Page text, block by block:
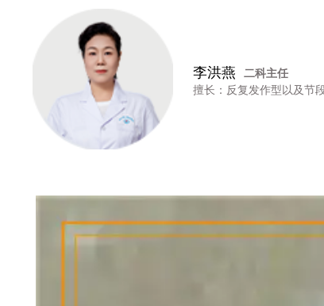
二科主任
擅长：反复发作型以及节段型白癜风诊治